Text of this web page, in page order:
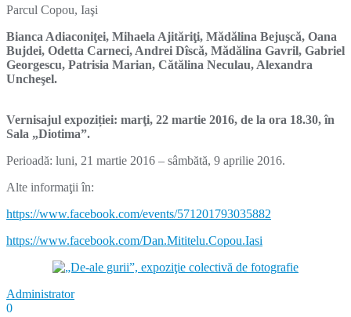
Parcul Copou, Iaşi
Bianca Adiaconiţei, Mihaela Ajităriţi, Mădălina Bejuşcă, Oana
Bujdei, Odetta Carneci, Andrei Dîscă, Mădălina Gavril, Gabriel
Georgescu, Patrisia Marian, Cătălina Neculau, Alexandra
Uncheşel.
Vernisajul expoziției: marţi, 22 martie 2016, de la ora 18.30, în
Sala „Diotima”.
Perioadă: luni, 21 martie 2016 – sâmbătă, 9 aprilie 2016.
Alte informaţii în:
https://www.facebook.com/events/571201793035882
https://www.facebook.com/Dan.Mititelu.Copou.Iasi
Administrator
0